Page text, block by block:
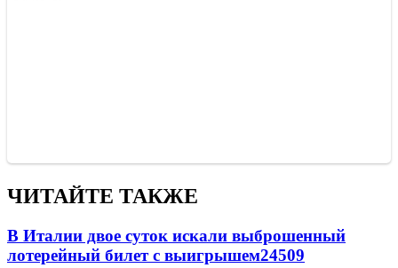
ЧИТАЙТЕ ТАКЖЕ
В Италии двое суток искали выброшенный
лотерейный билет с выигрышем24509